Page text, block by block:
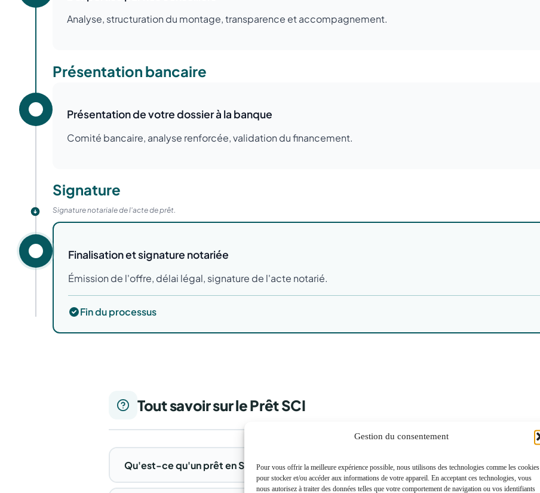
Gestion du consentement
Pour vous offrir la meilleure expérience possible, nous utilisons des technologies comme les cookies
pour stocker et/ou accéder aux informations de votre appareil. En acceptant ces technologies, vous
nous autorisez à traiter des données telles que votre comportement de navigation ou vos identifiants
Analyse, structuration du montage, transparence et accompagnement.
Présentation bancaire
Présentation de votre dossier à la banque
Comité bancaire, analyse renforcée, validation du financement.
Signature
Signature notariale de l'acte de prêt.
Finalisation et signature notariée
Émission de l'offre, délai légal, signature de l'acte notarié.
Fin du processus
Tout savoir sur le Prêt SCI
Qu'est-ce qu'un prêt en SCI et qui emprunte ?